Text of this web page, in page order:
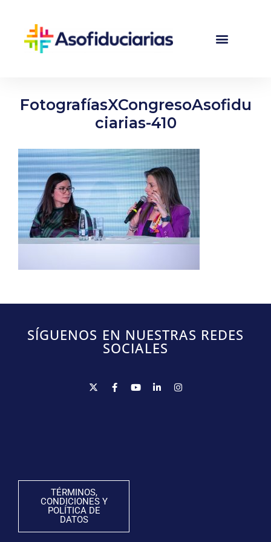
FotografíasXCongresoAsofidu
ciarias-410
SÍGUENOS EN NUESTRAS REDES
SOCIALES
TÉRMINOS,
CONDICIONES Y
POLÍTICA DE
DATOS